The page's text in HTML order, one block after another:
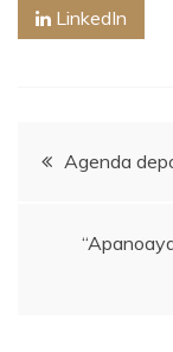
LinkedIn
Agenda